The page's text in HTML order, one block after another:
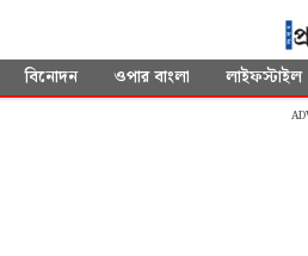
বিনোদন ওপার বাংলা লাইফস্টাইল